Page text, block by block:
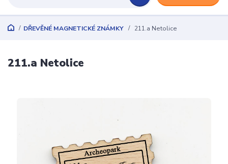
DŘEVĚNÉ MAGNETICKÉ ZNÁMKY 211.a Netolice
211.a Netolice